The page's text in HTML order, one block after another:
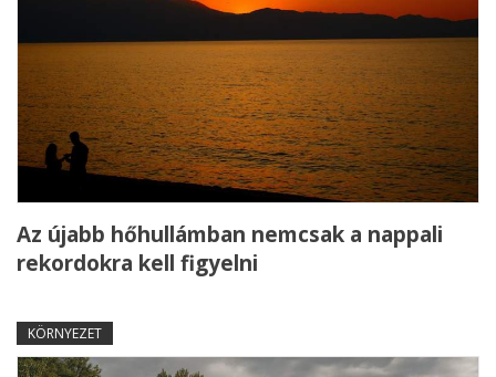
Az újabb hőhullámban nemcsak a nappali
rekordokra kell figyelni
KÖRNYEZET